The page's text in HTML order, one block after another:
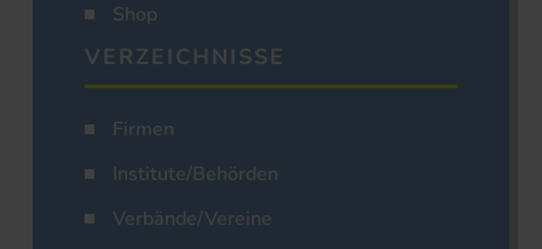
Shop
VERZEICHNISSE
Firmen
Institute/Behörden
Verbände/Vereine